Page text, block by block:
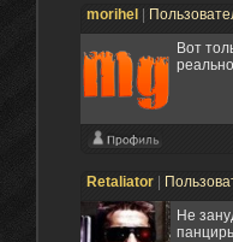
morihel
Вот
Retaliator
Не